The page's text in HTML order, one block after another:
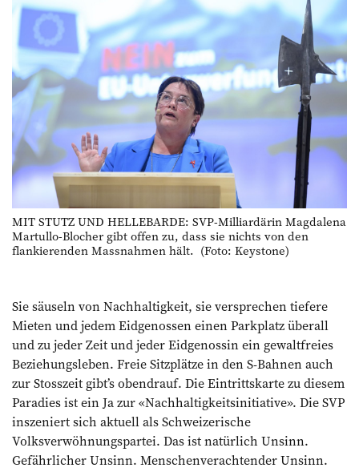
MIT STUTZ UND HELLEBARDE: SVP-Milliardärin Magdalena
Martullo-Blocher gibt offen zu, dass sie nichts von den
flankierenden Massnahmen hält. (Foto: Keystone)
Sie säuseln von Nachhaltigkeit, sie versprechen tiefere
Mieten und jedem Eidgenossen einen Parkplatz überall
und zu jeder Zeit und jeder Eidgenossin ein gewaltfreies
Beziehungsleben. Freie Sitzplätze in den S-Bahnen auch
zur Stosszeit gibt’s obendrauf. Die Eintrittskarte zu diesem
Paradies ist ein Ja zur «Nachhaltigkeitsinitiative». Die SVP
inszeniert sich aktuell als Schweizerische
Volksverwöhnungspartei. Das ist natürlich Unsinn.
Gefährlicher Unsinn. Menschenverachtender Unsinn.